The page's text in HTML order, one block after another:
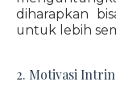
diharapkan
untuk lebih
2. Motivasi